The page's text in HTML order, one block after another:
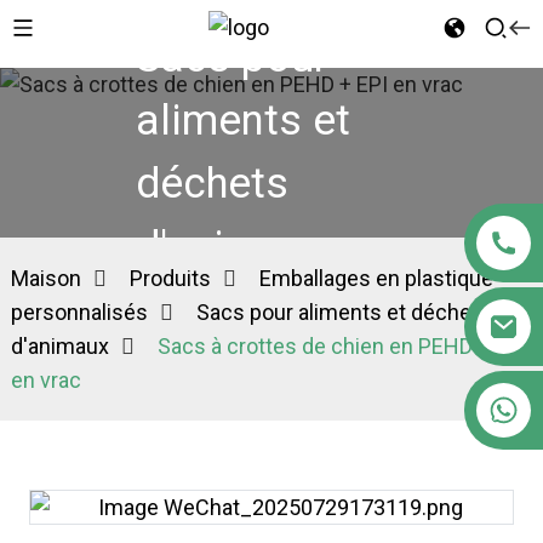
Sacs pour
aliments et
déchets
d'animaux
Maison Produits
Emballages en plastique
personnalisés
Sacs pour aliments et déchets
d'animaux
Sacs à crottes de chien en PEHD + EPI
en vrac